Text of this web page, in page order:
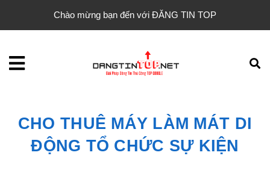
Chào mừng bạn đến với ĐĂNG TIN TOP
CHO THUÊ MÁY LÀM MÁT DI
ĐỘNG TỔ CHỨC SỰ KIỆN